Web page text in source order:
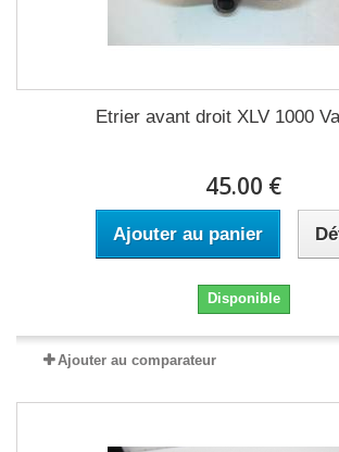
Etrier avant droit XLV 1000
45.00 €
Ajouter au panier
Disponible
Ajouter au comparateur